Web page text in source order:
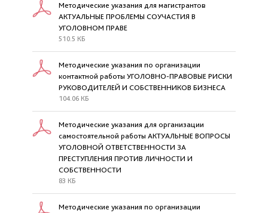
Методические указания для магистрантов
АКТУАЛЬНЫЕ ПРОБЛЕМЫ СОУЧАСТИЯ В
УГОЛОВНОМ ПРАВЕ
510.5 КБ
Методические указания по организации
контактной работы УГОЛОВНО-ПРАВОВЫЕ РИСКИ
РУКОВОДИТЕЛЕЙ И СОБСТВЕННИКОВ БИЗНЕСА
104.06 КБ
Методические указания для организации
самостоятельной работы АКТУАЛЬНЫЕ ВОПРОСЫ
УГОЛОВНОЙ ОТВЕТСТВЕННОСТИ ЗА
ПРЕСТУПЛЕНИЯ ПРОТИВ ЛИЧНОСТИ И
СОБСТВЕННОСТИ
83 КБ
Методические указания по организации